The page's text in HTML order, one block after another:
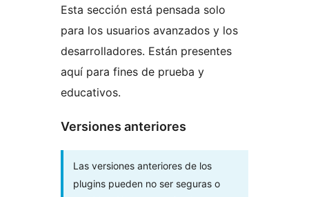
Esta sección está pensada solo
para los usuarios avanzados y los
desarrolladores. Están presentes
aquí para fines de prueba y
educativos.
Versiones anteriores
Las versiones anteriores de los
plugins pueden no ser seguras o